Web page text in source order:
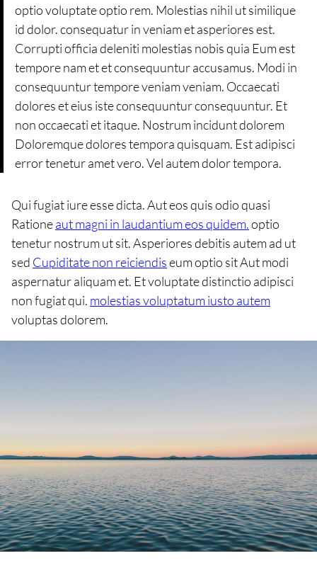
optio voluptate optio rem. Molestias nihil ut similique
id dolor. consequatur in veniam et asperiores est.
Corrupti officia deleniti molestias nobis quia Eum est
tempore nam et et consequuntur accusamus. Modi in
consequuntur tempore veniam veniam. Occaecati
dolores et eius iste consequuntur consequuntur. Et
non occaecati et itaque. Nostrum incidunt dolorem
Doloremque dolores tempora quisquam. Est adipisci
error tenetur amet vero. Vel autem dolor tempora.
Qui fugiat iure esse dicta. Aut eos quis odio quasi
Rationeaut magni in laudantium eos quidem.optio
tenetur nostrum ut sit. Asperiores debitis autem ad ut
sed Cupiditate non reiciendiseum optio sit Aut modi
aspernatur aliquam et. Et voluptate distinctio adipisci
non fugiat qui. molestias voluptatum iusto autem
voluptas dolorem.